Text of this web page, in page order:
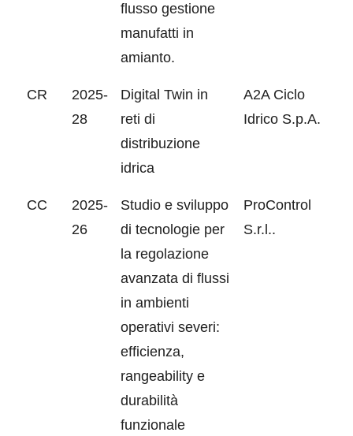
flusso gestione
manufatti in
amianto.
CR
2025-
28
Digital Twin in
reti di
distribuzione
idrica
A2A Ciclo
Idrico S.p.A.
CC
2025-
26
Studio e sviluppo
di tecnologie per
la regolazione
avanzata di flussi
in ambienti
operativi severi:
efficienza,
rangeability e
durabilità
funzionale
ProControl
S.r.l..